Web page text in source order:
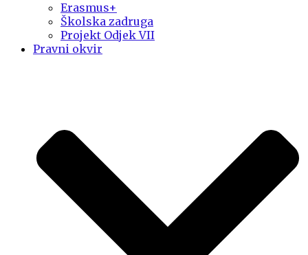
Erasmus+
Školska zadruga
Projekt Odjek VII
Pravni okvir